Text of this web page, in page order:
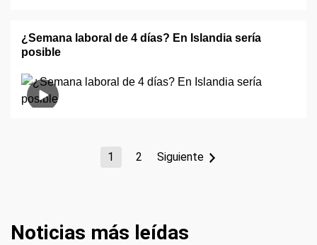
¿Semana laboral de 4 días? En Islandia sería
posible
1 2 Siguiente
Noticias más leídas